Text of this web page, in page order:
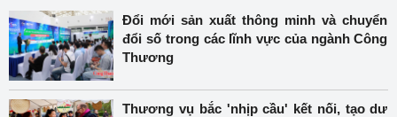
Đổi mới sản xuất thông minh và chuyển
đổi số trong các lĩnh vực của ngành Công
Thương
Thương vụ bắc 'nhịp cầu' kết nối, tạo dư